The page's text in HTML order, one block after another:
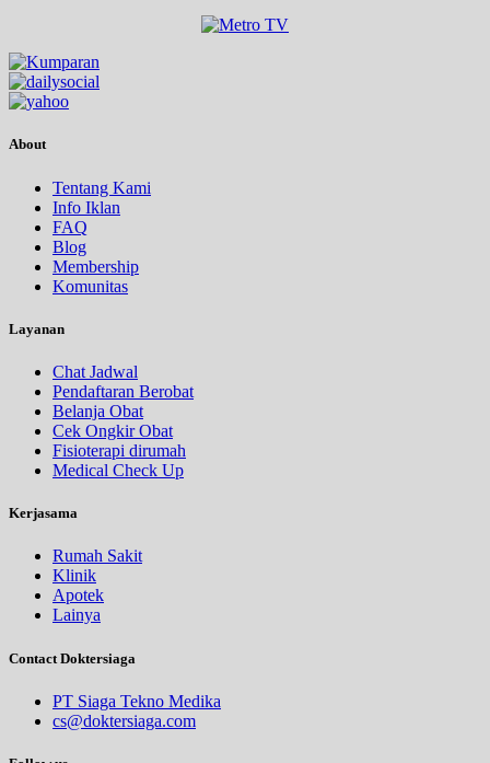
About
Tentang Kami
Info Iklan
FAQ
Blog
Membership
Komunitas
Layanan
Chat Jadwal
Pendaftaran Berobat
Belanja Obat
Cek Ongkir Obat
Fisioterapi dirumah
Medical Check Up
Kerjasama
Rumah Sakit
Klinik
Apotek
Lainya
Contact Doktersiaga
PT Siaga Tekno Medika
cs@doktersiaga.com